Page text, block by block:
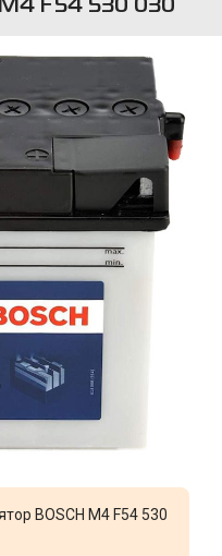
F54 530 030
BOSCH M4 F54 530